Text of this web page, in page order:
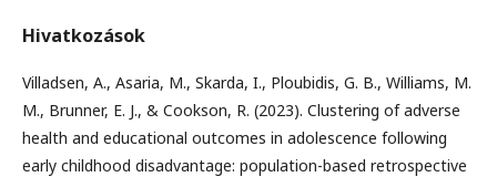
Hivatkozások
Villadsen, A., Asaria, M., Skarda, I., Ploubidis, G. B., Williams, M.
M., Brunner, E. J., & Cookson, R. (2023). Clustering of adverse
health and educational outcomes in adolescence following
early childhood disadvantage: population-based retrospective